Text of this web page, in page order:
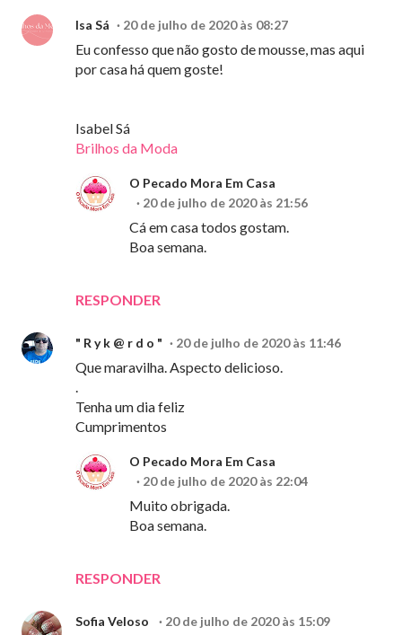
Isa Sá 20 de julho de 2020 às 08:27
Eu confesso que não gosto de mousse, mas aqui
por casa há quem goste!
Isabel Sá
Brilhos da Moda
RESPONDER
O Pecado Mora Em Casa
20 de julho de 2020 às 21:56
Cá em casa todos gostam.
Boa semana.
" R y k @ r d o " 20 de julho de 2020 às 11:46
Que maravilha. Aspecto delicioso.
Tenha um dia feliz
Cumprimentos
RESPONDER
O Pecado Mora Em Casa
20 de julho de 2020 às 22:04
Muito obrigada.
Boa semana.
Sofia Veloso 20 de julho de 2020 às 15:09